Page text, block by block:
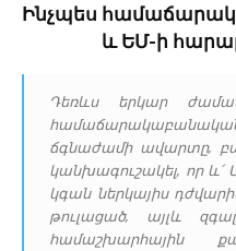
Ինչպես
և ԵՄ-ի
Դեռևս երկար
ճգնաժամի ավարտը,
կանխագուշակել, որ և՛
կգան ներկայիս
թուլացած, այլև
համաշխարհային